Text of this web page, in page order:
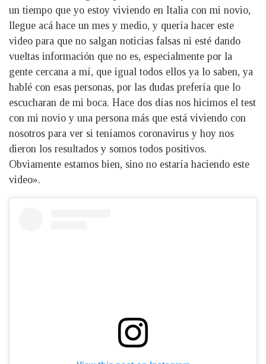
un tiempo que yo estoy viviendo en Italia con mi novio,
llegue acá hace un mes y medio, y quería hacer este
video para que no salgan noticias falsas ni esté dando
vueltas información que no es, especialmente por la
gente cercana a mí, que igual todos ellos ya lo saben, ya
hablé con esas personas, por las dudas prefería que lo
escucharan de mi boca. Hace dos días nos hicimos el test
con mi novio y una persona más que está viviendo con
nosotros para ver si teníamos coronavirus y hoy nos
dieron los resultados y somos todos positivos.
Obviamente estamos bien, sino no estaría haciendo este
video».